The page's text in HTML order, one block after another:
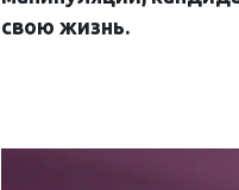
свою жизнь.